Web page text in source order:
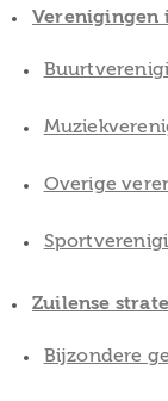
Verenigingen
Overige
Zuilense
Bijzondere